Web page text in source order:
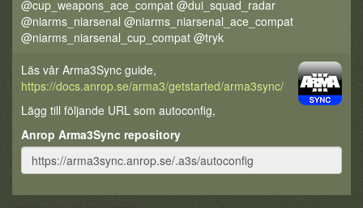
@cup_weapons_ace_compat @dui_squad_radar
@niarms_niarsenal @niarms_niarsenal_ace_compat
@niarms_niarsenal_cup_compat @tryk
Läs vår Arma3Sync guide,
https://docs.anrop.se/arma3/getstarted/arma3sync/
Lägg till följande URL som autoconfig,
Anrop Arma3Sync repository